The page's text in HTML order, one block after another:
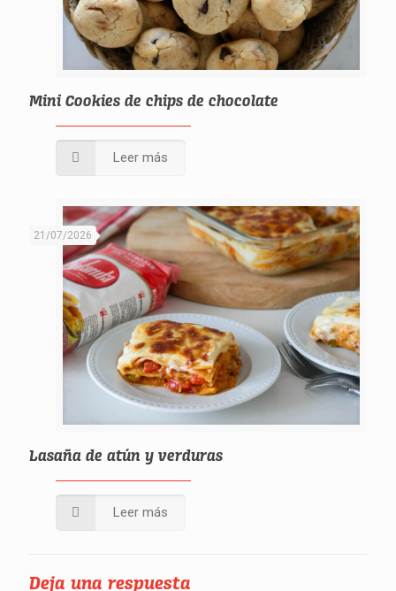
Mini Cookies de chips de chocolate
Leer más
21/07/2026
Lasaña de atún y verduras
Leer más
Deja una respuesta